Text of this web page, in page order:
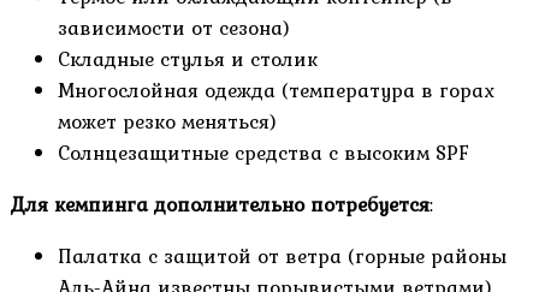
зависимости от сезона)
Складные стулья и столик
Многослойная одежда (температура в горах
может резко меняться)
Солнцезащитные средства с высоким SPF
Для кемпинга дополнительно потребуется:
Палатка с защитой от ветра (горные районы